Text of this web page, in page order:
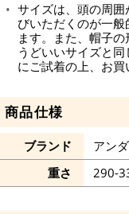
サイズは、頭の周
びいただくのが一
ます。また、帽子
うどいいサイズと
にご試着の上、お買
商品仕様
ブランド
アン
重さ
290-